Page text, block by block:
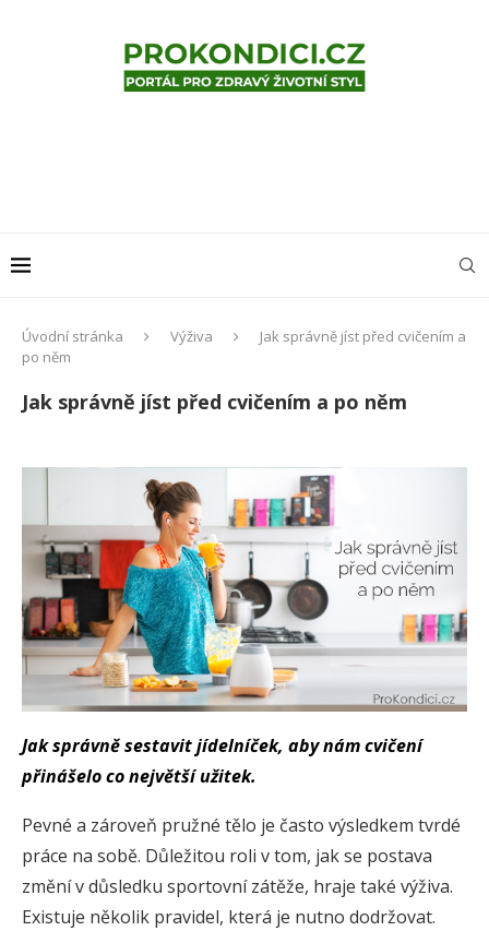
Úvodní stránka Výživa
Jak správně jíst před cvičením a
po něm
Jak správně jíst před cvičením a po něm
Jak správně sestavit jídelníček, aby nám cvičení
přinášelo co největší užitek.
Pevné a zároveň pružné tělo je často výsledkem tvrdé
práce na sobě. Důležitou roli v tom, jak se postava
změní v důsledku sportovní zátěže, hraje také výživa.
Existuje několik pravidel, která je nutno dodržovat.